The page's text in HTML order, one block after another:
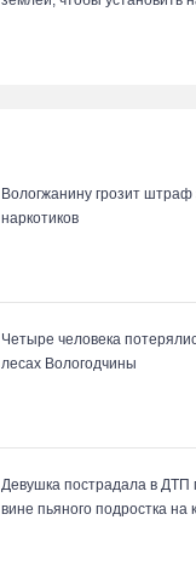
Вологжанину грозит штраф
наркотиков
Четыре человека
лесах Вологодчины
Девушка пострадала в ДТП
вине пьяного подростка на